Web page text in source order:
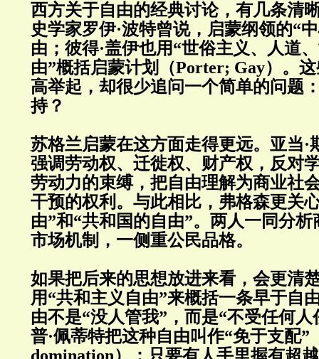
西方关于自由的经典讨论，有几条清
史学家罗伊·波特曾说，启蒙纲领的“
由；彼得·盖伊也用“世俗主义、人道
由”概括启蒙计划（Porter; Gay）。
高举起，却很少追问一个简单的问题
持？
苏格兰启蒙在这方面走得更远。亚当·
强调劳动权、迁徙权、财产权，反对
劳动力的束缚，把自由理解为商业社
干预的权利。与此相比，弗格森更关
由”和“共和国的自由”。两人一同分
市场机制，一侧重公民品格。
如果把后来的思想放进来看，会更清
用“共和主义自由”来概括一条早于自
由不是“没人管我”，而是“不受任何
普·佩蒂特把这种自由叫作“免于支配”